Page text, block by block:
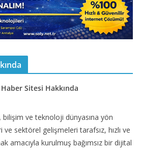
Sitesi Hakkında
, bilişim ve teknoloji dünyasına yön
sektörel gelişmeleri tarafsız, hızlı ve
amacıyla kurulmuş bağımsız bir dijital